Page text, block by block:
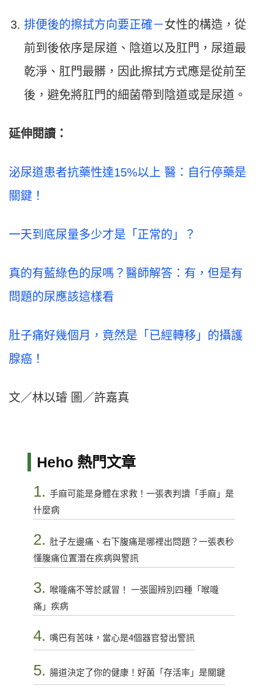
排便後的擦拭方向要正確－女性的構造，從
前到後依序是尿道、陰道以及肛門，尿道最
乾淨、肛門最髒，因此擦拭方式應是從前至
後，避免將肛門的細菌帶到陰道或是尿道。
延伸閱讀：
泌尿道患者抗藥性達15%以上 醫：自行停藥是
關鍵！
一天到底尿量多少才是「正常的」？
真的有藍綠色的尿嗎？醫師解答：有，但是有
問題的尿應該這樣看
肚子痛好幾個月，竟然是「已經轉移」的攝護
腺癌！
文／林以璿 圖／許嘉真
Heho 熱門文章
1. 手麻可能是身體在求救！一張表判讀「手麻」是
什麼病
2. 肚子左邊痛、右下腹痛是哪裡出問題？一張表秒
懂腹痛位置潛在疾病與警訊
3.
喉嚨痛不等於感冒！ 一張圖辨別四種「喉嚨
痛」疾病
4. 嘴巴有苦味，當心是4個器官發出警訊
5. 腸道決定了你的健康！好菌「存活率」是關鍵